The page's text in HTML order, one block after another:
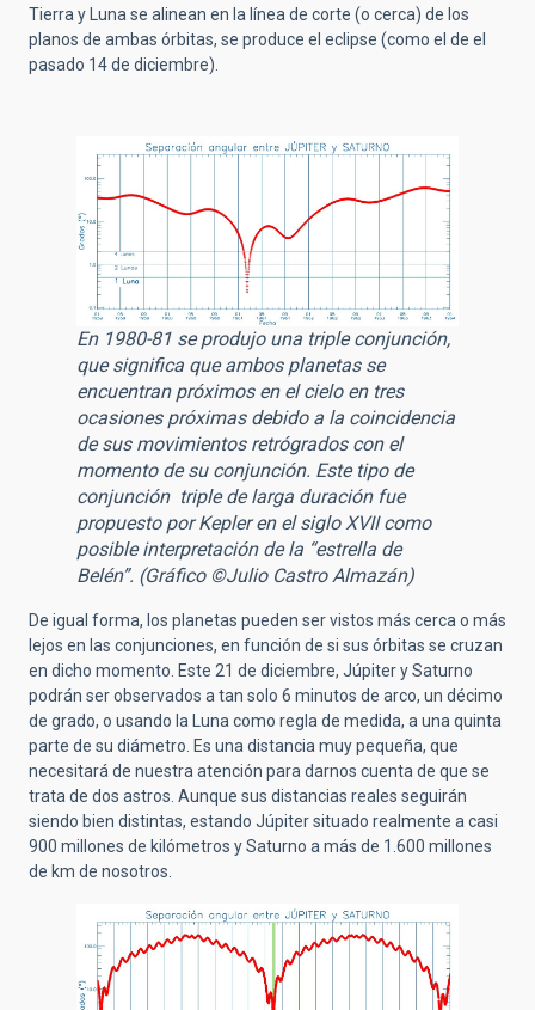
Tierra y Luna se alinean en la línea de corte (o cerca) de los
planos de ambas órbitas, se produce el eclipse (como el de el
pasado 14 de diciembre).
En 1980-81 se produjo una triple conjunción,
que significa que ambos planetas se
encuentran próximos en el cielo en tres
ocasiones próximas debido a la coincidencia
de sus movimientos retrógrados con el
momento de su conjunción. Este tipo de
conjunción triple de larga duración fue
propuesto por Kepler en el siglo XVII como
posible interpretación de la “estrella de
Belén”. (Gráfico ©Julio Castro Almazán)
De igual forma, los planetas pueden ser vistos más cerca o más
lejos en las conjunciones, en función de si sus órbitas se cruzan
en dicho momento. Este 21 de diciembre, Júpiter y Saturno
podrán ser observados a tan solo 6 minutos de arco, un décimo
de grado, o usando la Luna como regla de medida, a una quinta
parte de su diámetro. Es una distancia muy pequeña, que
necesitará de nuestra atención para darnos cuenta de que se
trata de dos astros. Aunque sus distancias reales seguirán
siendo bien distintas, estando Júpiter situado realmente a casi
900 millones de kilómetros y Saturno a más de 1.600 millones
de km de nosotros.